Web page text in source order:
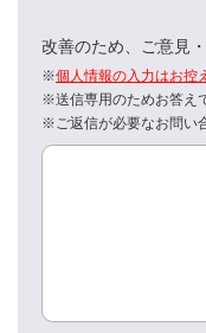
改善のため、ご意見
※個人情報の入力はお控
※送信専用のためお答え
※ご返信が必要なお問い